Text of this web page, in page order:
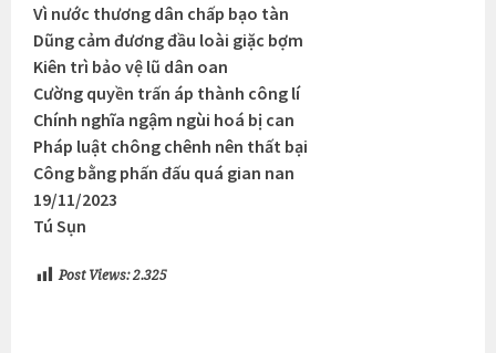
Vì nước thương dân chấp bạo tàn
Dũng cảm đương đầu loài giặc bợm
Kiên trì bảo vệ lũ dân oan
Cường quyền trấn áp thành công lí
Chính nghĩa ngậm ngùi hoá bị can
Pháp luật chông chênh nên thất bại
Công bằng phấn đấu quá gian nan
19/11/2023
Tú Sụn
Post Views: 2.325